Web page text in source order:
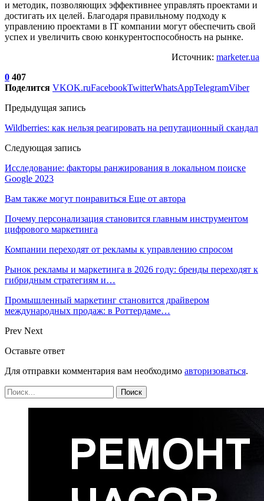
и методик, позволяющих эффективнее управлять проектами и
достигать их целей. Благодаря правильному подходу к
управлению проектами в IT компании могут обеспечить свой
успех и увеличить свою конкурентоспособность на рынке.
Источник: marketer.ua
0 407
Поделится VKOK.ruFacebookTwitterWhatsAppTelegramViber
Предыдущая запись
Wildberries: как нельзя реагировать на репутационный скандал
Следующая запись
Исследование: факторы ранжирования в локальном поиске
Google 2023
Вам также могут понравиться Еще от автора
Почему персонализация становится главным инструментом
цифрового маркетинга
Компании переходят от рекламы к управлению спросом
Рынок рекламы и маркетинга в 2026 году: бренды переходят к
гибридным стратегиям и…
Промышленный маркетинг становится драйвером
международных продаж: в Роттердаме…
Prev Next
Оставьте ответ
Для отправки комментария вам необходимо авторизоваться.